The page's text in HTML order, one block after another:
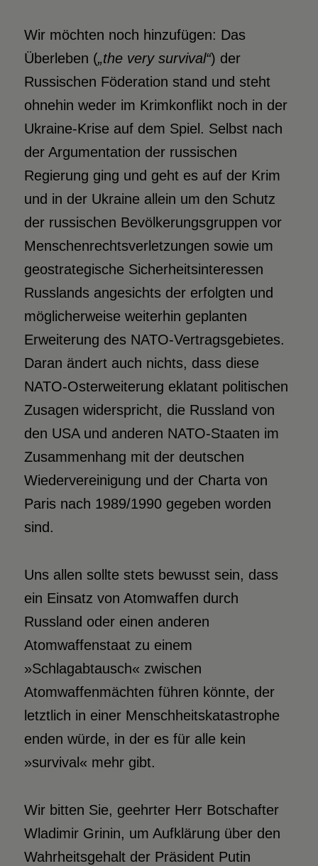
Wir möchten noch hinzufügen: Das
Überleben („the very survival“) der
Russischen Föderation stand und steht
ohnehin weder im Krimkonflikt noch in der
Ukraine-Krise auf dem Spiel. Selbst nach
der Argumentation der russischen
Regierung ging und geht es auf der Krim
und in der Ukraine allein um den Schutz
der russischen Bevölkerungsgruppen vor
Menschenrechtsverletzungen sowie um
geostrategische Sicherheitsinteressen
Russlands angesichts der erfolgten und
möglicherweise weiterhin geplanten
Erweiterung des NATO-Vertragsgebietes.
Daran ändert auch nichts, dass diese
NATO-Osterweiterung eklatant politischen
Zusagen widerspricht, die Russland von
den USA und anderen NATO-Staaten im
Zusammenhang mit der deutschen
Wiedervereinigung und der Charta von
Paris nach 1989/1990 gegeben worden
sind.
Uns allen sollte stets bewusst sein, dass
ein Einsatz von Atomwaffen durch
Russland oder einen anderen
Atomwaffenstaat zu einem
»Schlagabtausch« zwischen
Atomwaffenmächten führen könnte, der
letztlich in einer Menschheitskatastrophe
enden würde, in der es für alle kein
»survival« mehr gibt.
Wir bitten Sie, geehrter Herr Botschafter
Wladimir Grinin, um Aufklärung über den
Wahrheitsgehalt der Präsident Putin